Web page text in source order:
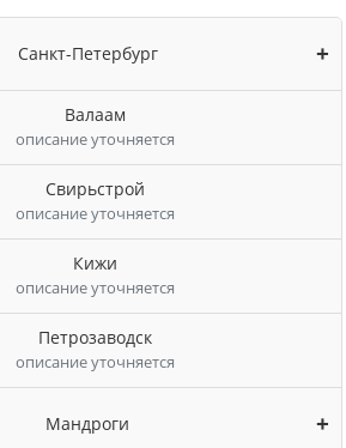
Санкт-Петербург +
Валаам
описание уточняется
Свирьстрой
описание уточняется
Кижи
описание уточняется
Петрозаводск
описание уточняется
Мандроги +